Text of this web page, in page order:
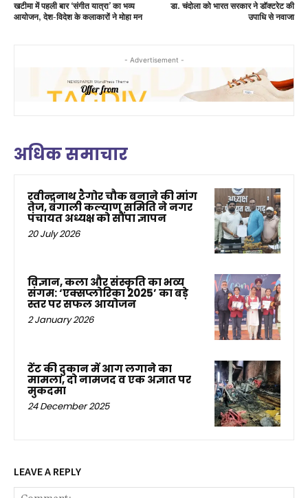
खटीमा में पहली बार ‘संगीत यात्रा’ का भव्य
आयोजन, देश-विदेश के कलाकारों ने मोहा मन
डा. चंदोला को भारत सरकार ने डॉक्टरेट की
उपाधि से नवाजा
- Advertisement -
अधिक समाचार
रवीन्द्रनाथ टैगोर चौक बनाने की मांग
तेज, बंगाली कल्याण समिति ने नगर
पंचायत अध्यक्ष को सौंपा ज्ञापन
20 July 2026
विज्ञान, कला और संस्कृति का भव्य
संगम: ‘एक्सप्लोरिका 2025’ का बड़े
स्तर पर सफल आयोजन
2 January 2026
टेंट की दुकान में आग लगाने का
मामला, दो नामजद व एक अज्ञात पर
मुकदमा
24 December 2025
LEAVE A REPLY